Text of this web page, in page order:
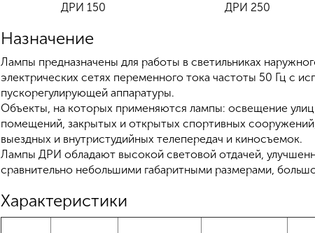
ДРИ 150 ДРИ 250
Назначение
Лампы предназначены для работы в светильниках
электрических сетях переменного тока частоты 50 Гц с
пускорегулирующей аппаратуры.
Объекты, на которых применяются лампы: освещение
помещений, закрытых и открытых спортивных
выездных и внутристудийных телепередач и киносъемок.
Лампы ДРИ обладают высокой световой отдачей,
сравнительно небольшими габаритными размерами,
Характеристики